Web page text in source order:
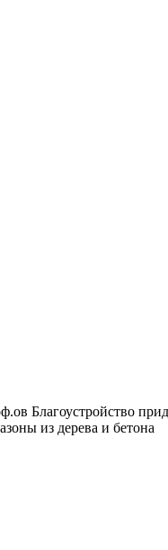
Благоустройство
из дерева и бетона